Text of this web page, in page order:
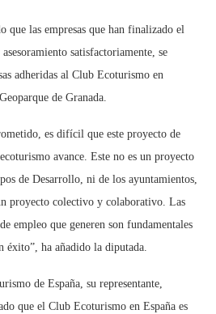
que las empresas que han finalizado el
satisfactoriamente, se
adheridas al Club Ecoturismo en
de Granada.
es difícil que este proyecto de
avance. Este no es un proyecto
de Desarrollo, ni de los ayuntamientos,
proyecto colectivo y colaborativo. Las
empleo que generen son fundamentales
éxito”, ha añadido la diputada.
de España, su representante,
que el Club Ecoturismo en España es